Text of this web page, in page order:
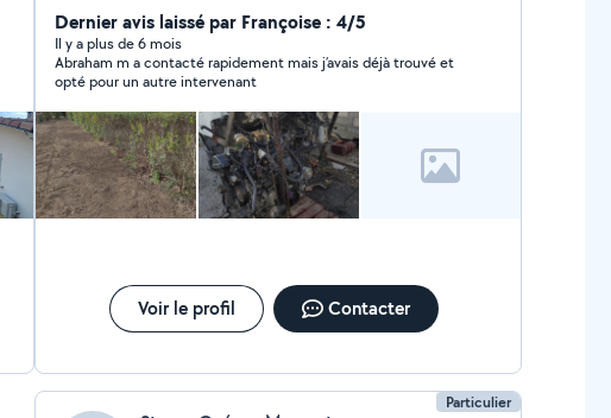
Dernier avis laissé par Françoise : 4/5
Il y a plus de 6 mois
Abraham m a contacté rapidement mais j’avais déjà trouvé et
opté pour un autre intervenant
Voir le profil Contacter
Particulier